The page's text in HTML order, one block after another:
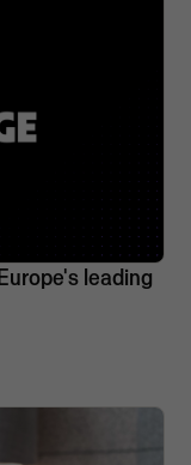
leading